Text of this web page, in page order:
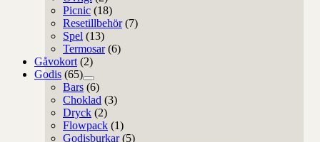
Picnic (18)
Resetillbehör (7)
Spel (13)
Termosar (6)
Gåvokort (2)
Godis (65)
Bars (6)
Choklad (3)
Dryck (2)
Flowpack (1)
Godisburkar (5)